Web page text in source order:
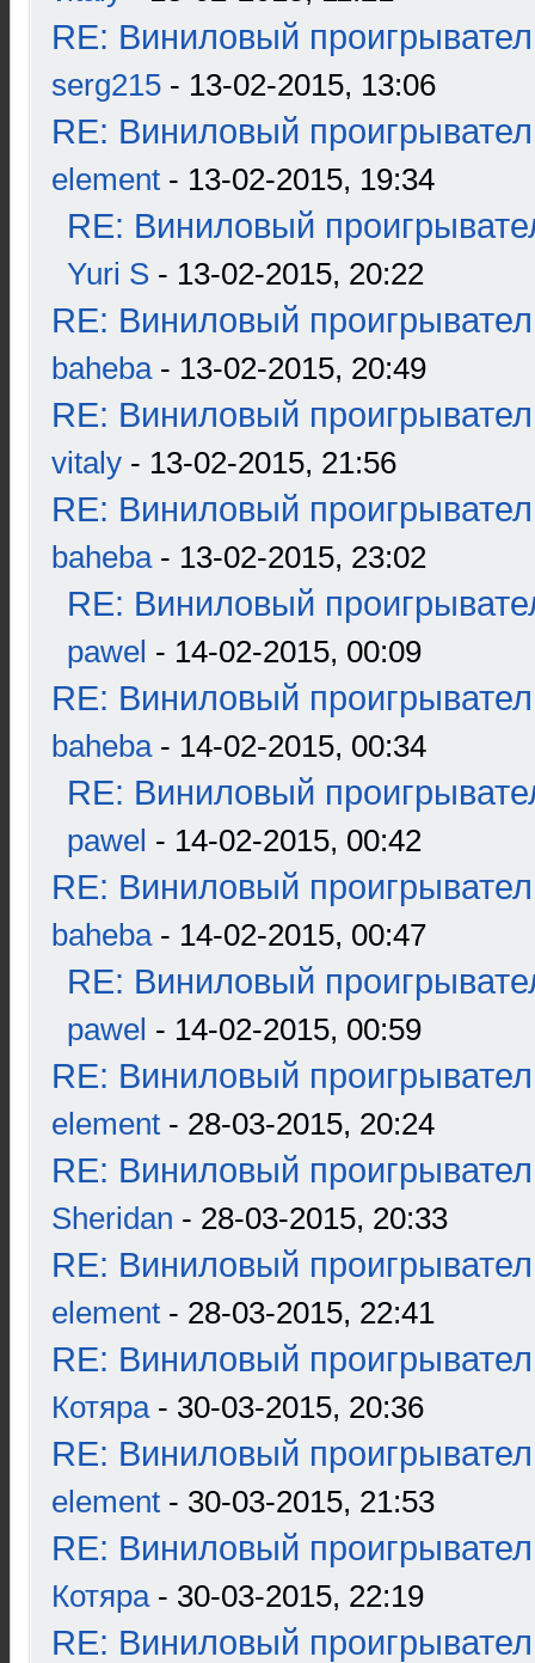
RE: Виниловый
serg215 - 13-02-2015, 13:06
RE: Виниловый
element - 13-02-2015, 19:34
RE: Виниловый
Yuri S - 13-02-2015, 20:22
RE: Виниловый
baheba- 13-02-2015, 20:49
RE: Виниловый
vitaly - 13-02-2015, 21:56
RE: Виниловый
baheba- 13-02-2015, 23:02
RE: Виниловый
pawel - 14-02-2015, 00:09
RE: Виниловый
baheba- 14-02-2015, 00:34
RE: Виниловый
pawel - 14-02-2015, 00:42
RE: Виниловый
baheba- 14-02-2015, 00:47
RE: Виниловый
pawel - 14-02-2015, 00:59
RE: Виниловый
element - 28-03-2015, 20:24
RE: Виниловый
Sheridan - 28-03-2015, 20:33
RE: Виниловый
element - 28-03-2015, 22:41
RE: Виниловый
Котяра- 30-03-2015, 20:36
RE: Виниловый
element - 30-03-2015, 21:53
RE: Виниловый
Котяра- 30-03-2015, 22:19
RE: Виниловый